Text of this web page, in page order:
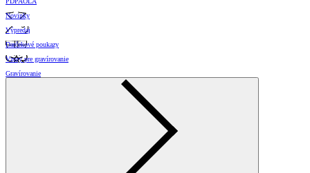
Novinky
Výpredaj
Darčekové poukazy
Vzory pre gravírovanie
Gravírovanie